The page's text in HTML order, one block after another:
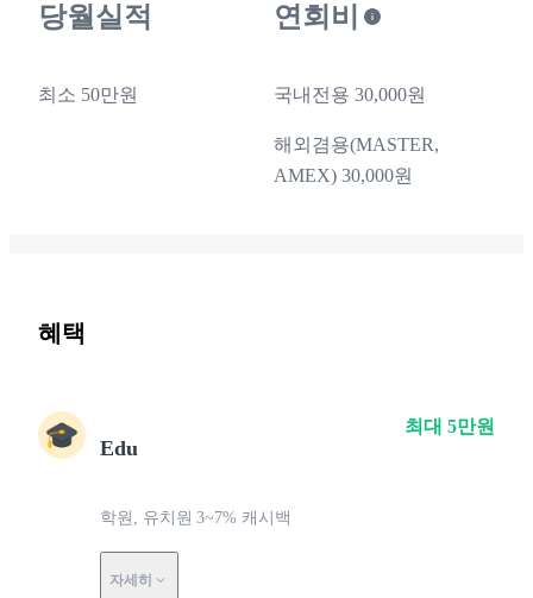
당월실적
최소 50만원
연회비
국내전용 30,000원
해외겸용(MASTER,
AMEX) 30,000원
혜택
Edu
학원, 유치원 3~7% 캐시백
자세히
최대 5만원